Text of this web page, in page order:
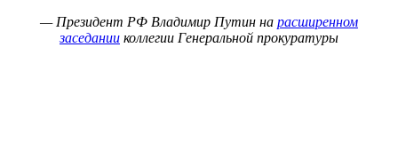
— Президент РФ Владимир Путин на расширенном
заседании коллегии Генеральной прокуратуры